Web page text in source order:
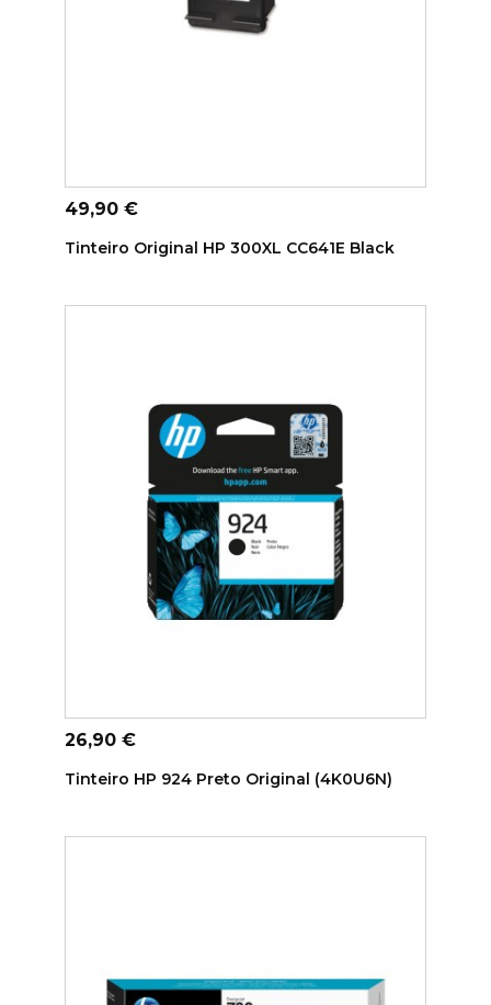
ADICIONAR AO CARRINHO
Preço
49,90 €
Tinteiro Original HP 300XL CC641E Black
ADICIONAR AO CARRINHO
Preço
26,90 €
Tinteiro HP 924 Preto Original (4K0U6N)